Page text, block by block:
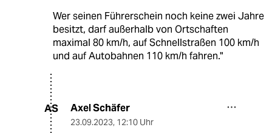
Wer seinen Führerschein noch keine zwei Jahre
besitzt, darf außerhalb von Ortschaften
maximal 80 km/h, auf Schnellstraßen 100 km/h
und auf Autobahnen 110 km/h fahren."
AS Axel Schäfer
23.09.2023, 12:10 Uhr